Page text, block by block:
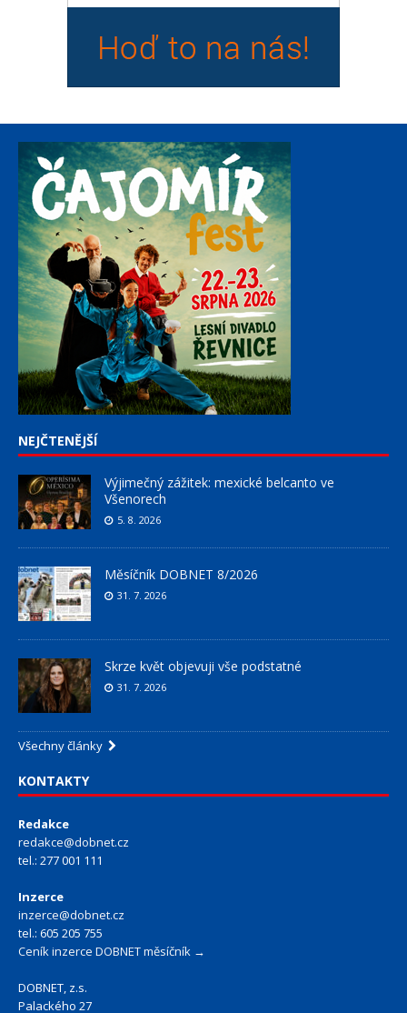
NEJČTENĚJŠÍ
Výjimečný zážitek: mexické belcanto ve
Všenorech
5. 8. 2026
Měsíčník DOBNET 8/2026
31. 7. 2026
Skrze květ objevuji vše podstatné
31. 7. 2026
Všechny články
KONTAKTY
Redakce
redakce@dobnet.cz
tel.: 277 001 111
Inzerce
inzerce@dobnet.cz
tel.: 605 205 755
Ceník inzerce DOBNET měsíčník →
DOBNET, z.s.
Palackého 27